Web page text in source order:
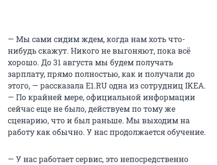
— Мы сами сидим ждем, когда нам хоть что-
нибудь скажут. Никого не выгоняют, пока всё
хорошо. До 31 августа мы будем получать
зарплату, прямо полностью, как и получали до
этого, — рассказала E1.RU одна из сотрудниц IKEA.
— По крайней мере, официальной информации
сейчас еще не было, действуем по тому же
сценарию, что и был раньше. Мы выходим на
работу как обычно. У нас продолжается обучение.
— У нас работает сервис, это непосредственно